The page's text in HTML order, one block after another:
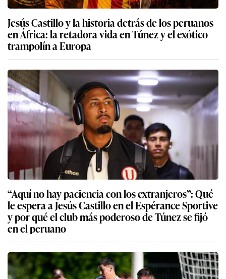
Jesús Castillo y la historia detrás de los peruanos
en África: la retadora vida en Túnez y el exótico
trampolín a Europa
“Aquí no hay paciencia con los extranjeros”: Qué
le espera a Jesús Castillo en el Espérance Sportive
y por qué el club más poderoso de Túnez se fijó
en el peruano